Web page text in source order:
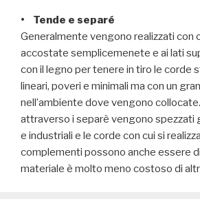
• Tende e separé
Generalmente vengono realizzati con
accostate semplicemenete e ai lati
con il legno per tenere in tiro le corde
lineari, poveri e minimali ma con un
nell’ambiente dove vengono
attraverso i separè vengono spezzati
e industriali e le corde con cui si
complementi possono anche essere
materiale è molto meno costoso di